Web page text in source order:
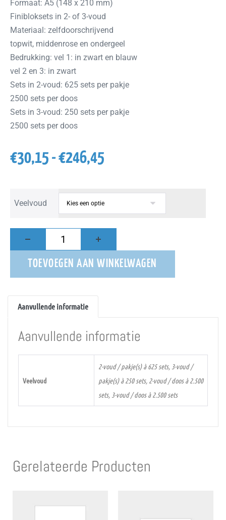
Formaat: A5 (148 x 210 mm)
Finibloksets in 2- of 3-voud
Materiaal: zelfdoorschrijvend
topwit, middenrose en ondergeel
Bedrukking: vel 1: in zwart en blauw
vel 2 en 3: in zwart
Sets in 2-voud: 625 sets per pakje
2500 sets per doos
Sets in 3-voud: 250 sets per pakje
2500 sets per doos
€30,15 -€246,45
Veelvoud
TOEVOEGEN AAN WINKELWAGEN
Aanvullende informatie
Aanvullende informatie
Veelvoud
2-voud / pakje(s) à 625 sets, 3-voud /
pakje(s) à 250 sets, 2-voud / doos à 2.500
sets, 3-voud / doos à 2.500 sets
Gerelateerde Producten